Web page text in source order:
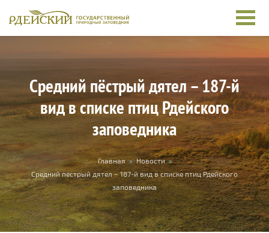
Средний пёстрый дятел – 187-й
вид в списке птиц Рдейского
заповедника
Вы здесь Главная » Новости »
Средний пёстрый дятел – 187-й вид в списке птиц Рдейского
заповедника